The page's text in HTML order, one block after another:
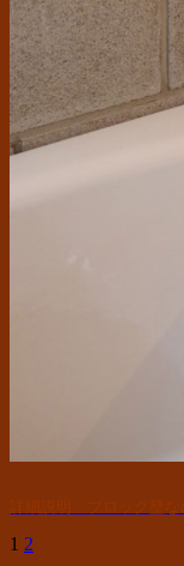
詳細説明「ブロック壁
1 2